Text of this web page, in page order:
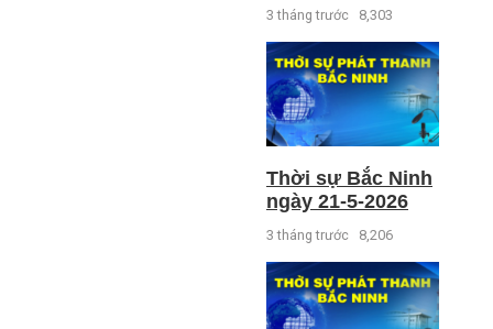
3 tháng trước 8,303
Thời sự Bắc Ninh
ngày 21-5-2026
3 tháng trước 8,206